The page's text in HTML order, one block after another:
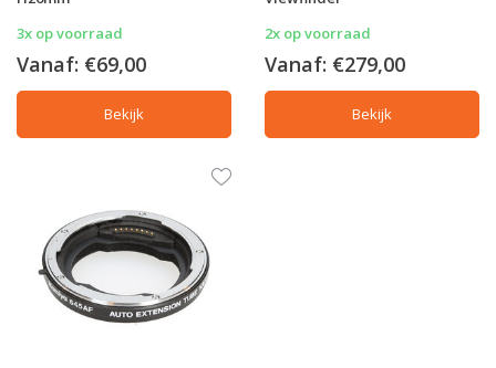
3x op voorraad
Vanaf: €69,00
Bekijk
2x op voorraad
Vanaf: €279,00
Bekijk